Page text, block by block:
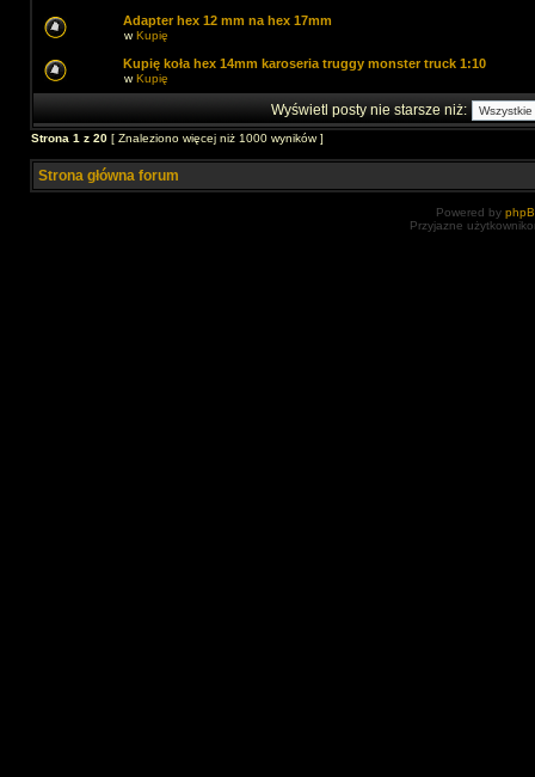
Adapter hex 12 mm na hex 17mm
wKupię
Kupię koła hex 14mm karoseria truggy monster truck 1:10
wKupię
Wyświetl posty nie starsze niż:
Strona 1 z 20 [ Znaleziono więcej niż 1000 wyników ]
Strona główna forum
Powered by
Przyjazne